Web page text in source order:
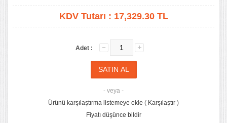
KDV Tutarı : 17,329.30 TL
Adet :
- veya -
Ürünü karşılaştırma listemeye ekle ( Karşılaştır )
Fiyatı düşünce bildir